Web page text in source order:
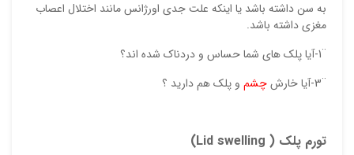
به سن داشته باشد یا اینکه علت جدی اورژانس مانند اختلال اعصاب
مغزی داشته باشد.
¨1-آیا پلک های شما حساس و دردناک شده اند؟
¨3-آیا خارش
چشم و پلک هم دارید ؟
تورم پلک ( Lid swelling
)